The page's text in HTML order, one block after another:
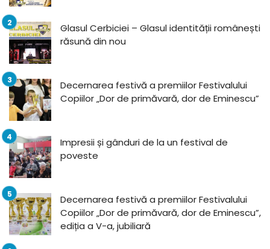
Glasul Cerbiciei – Glasul identității românești
răsună din nou
Decernarea festivă a premiilor Festivalului
Copiilor „Dor de primăvară, dor de Eminescu”
Impresii și gânduri de la un festival de
poveste
Decernarea festivă a premiilor Festivalului
Copiilor „Dor de primăvară, dor de Eminescu”,
ediția a V-a, jubiliară